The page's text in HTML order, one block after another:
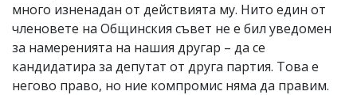
много изненадан от действията му. Нито един от
членовете на Общинския съвет не е бил уведомен
за намеренията на нашия другар – да се
кандидатира за депутат от друга партия. Това е
негово право, но ние компромис няма да правим.